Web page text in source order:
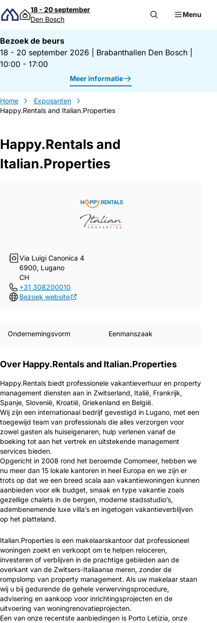
Direct naar inhoud
18 - 20 september
Den Bosch
Menu
Bezoek de beurs
18 - 20 september 2026
Brabanthallen Den Bosch
10:00 - 17:00
Meer informatie
Home
Exposanten
Happy.Rentals and Italian.Properties
Happy.Rentals and
Italian.Properties
Via Luigi Canonica 4
6900, Lugano
CH
+31 308200010
Bezoek website
Ondernemingsvorm Eenmanszaak
Over Happy.Rentals and Italian.Properties
Happy.Rentals biedt professionele vakantieverhuur en property
management diensten aan in Zwitserland, Italië, Frankrijk,
Spanje, Slovenië, Kroatië, Griekenland en België.
Wij zijn een internationaal bedrijf gevestigd in Lugano, met een
toegewijd team van professionals die alles verzorgen voor
zowel gasten als huiseigenaren, hulp verlenen vanaf de
boeking tot aan het vertrek en uitstekende management
services bieden.
Opgericht in 2008 rond het beroemde Comomeer, hebben we
nu meer dan 15 lokale kantoren in heel Europa en we zijn er
trots op dat we een breed scala aan vakantiewoningen kunnen
aanbieden voor elk budget, smaak en type vakantie zoals
gezellige chalets in de bergen, moderne stadsstudio’s,
adembenemende luxe villa’s en ingetogen vakantieverblijven
op het platteland.
Italian.Properties is een makelaarskantoor dat professioneel
woningen zoekt en verkoopt om te helpen reloceren,
investeren of verblijven in de prachtige gebieden aan de
overkant van de Zwitsers-Italiaanse meren, zonder de
rompslomp van property management. Als uw makelaar staan
wij u bij gedurende de gehele verwervingsprocedure,
advisering en aankoop voor inrichtingsprojecten en de
uitvoering van woningrenovatieprojecten.
Een van onze recentste aanbiedingen is Porto Letizia, onze